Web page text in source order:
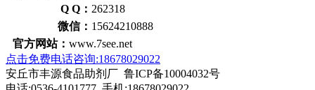
Q Q： 262318
微信： 15624210888
官方网站： www.7see.net
点击免费电话咨询:18678029022
安丘市丰源食品助剂厂 鲁ICP备10004032号